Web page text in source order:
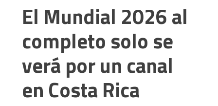
El Mundial 2026 al
completo solo se
verá por un canal
en Costa Rica